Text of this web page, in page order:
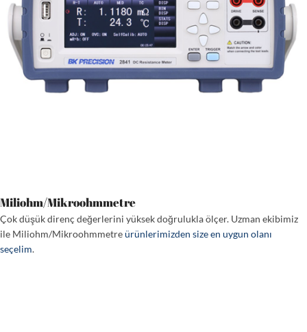
Miliohm/Mikroohmmetre
Çok düşük direnç değerlerini yüksek doğrulukla ölçer. Uzman ekibimiz
ile Miliohm/Mikroohmmetreürünlerimizden size en uygun olanı
seçelim.